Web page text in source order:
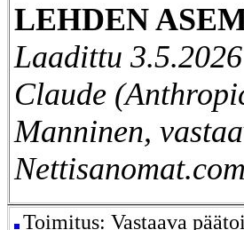
LEHDEN
Laadittu
Claude
Manninen,
Nettisanomat.com
Toimitus: Vastaava